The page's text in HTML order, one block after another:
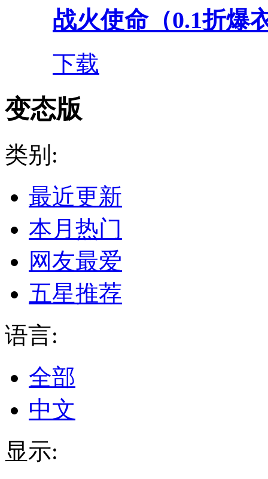
战火使命（0.1折爆
下载
变态版
类别:
最近更新
本月热门
网友最爱
五星推荐
语言:
全部
中文
显示: